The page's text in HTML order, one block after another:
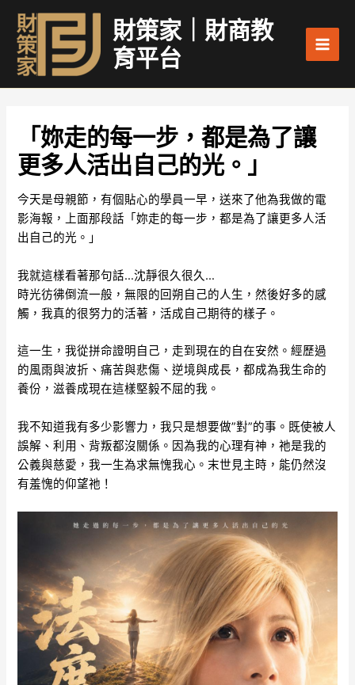
內
財策家｜財商教
育平台
「妳走的每一步，都是為了讓
更多人活出自己的光。」
今天是母親節，有個貼心的學員一早，送來了他為我做的電
影海報，上面那段話「妳走的每一步，都是為了讓更多人活
出自己的光。」
我就這樣看著那句話…沈靜很久很久…
時光彷彿倒流一般，無限的回朔自己的人生，然後好多的感
觸，我真的很努力的活著，活成自己期待的樣子。
這一生，我從拼命證明自己，走到現在的自在安然。經歷過
的風雨與波折、痛苦與悲傷、逆境與成長，都成為我生命的
養份，滋養成現在這樣堅毅不屈的我。
我不知道我有多少影響力，我只是想要做”對”的事。既使被人
誤解、利用、背叛都沒關係。因為我的心理有神，祂是我的
公義與慈愛，我一生為求無愧我心。末世見主時，能仍然沒
有羞愧的仰望祂！